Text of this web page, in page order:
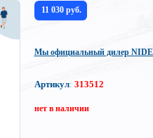
11 030 руб.
Мы официальный дилер
Артикул: 313512
нет в наличии